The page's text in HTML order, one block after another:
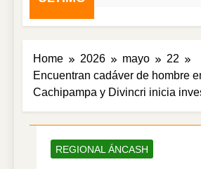
Home 2026 mayo
22
Encuentran cadáver de hombre
Cachipampa y Divincri inicia
REGIONAL ÁNCASH